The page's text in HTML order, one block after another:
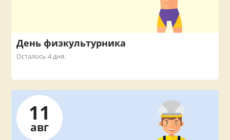
День физкультурника
Осталось 4 дня.
11
авг